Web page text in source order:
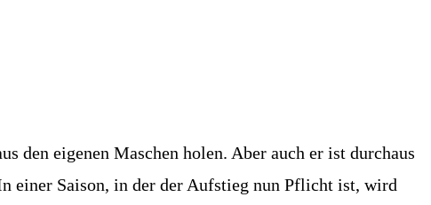
den eigenen Maschen holen. Aber auch er ist durchaus
einer Saison, in der der Aufstieg nun Pflicht ist, wird